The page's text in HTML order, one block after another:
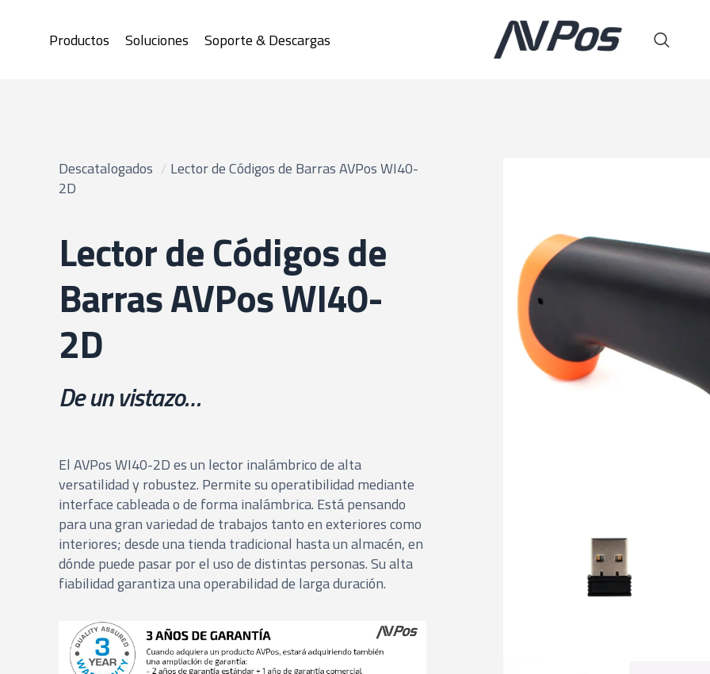
Productos Soluciones Soporte & Descargas
Descatalogados / Lector de Códigos de Barras AVPos WI40-
2D
Lector de Códigos de
Barras AVPos WI40-
2D
De un vistazo…
El AVPos WI40-2D es un lector inalámbrico de alta
versatilidad y robustez. Permite su operatibilidad mediante
interface cableada o de forma inalámbrica. Está pensando
para una gran variedad de trabajos tanto en exteriores como
interiores; desde una tienda tradicional hasta un almacén, en
dónde puede pasar por el uso de distintas personas. Su alta
fiabilidad garantiza una operabilidad de larga duración.